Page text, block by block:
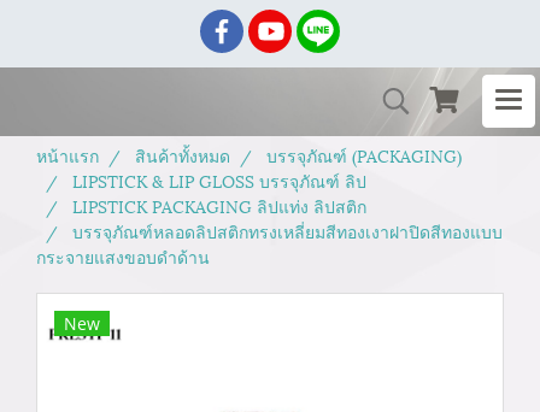
หน้าแรก สินค้าทั้งหมด
บรรจุภัณฑ์ (PACKAGING)
LIPSTICK & LIP GLOSS บรรจุภัณฑ์ ลิป
LIPSTICK PACKAGING ลิปแท่ง ลิปสติก
บรรจุภัณฑ์หลอดลิปสติกทรงเหลี่ยมสีทองเงาฝาปิดสีทองแบบ
กระจายแสงขอบดำด้าน
New